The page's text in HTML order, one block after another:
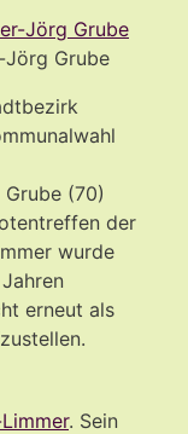
Jörg Grube
(70)
der
wurde
erneut als
. Sein